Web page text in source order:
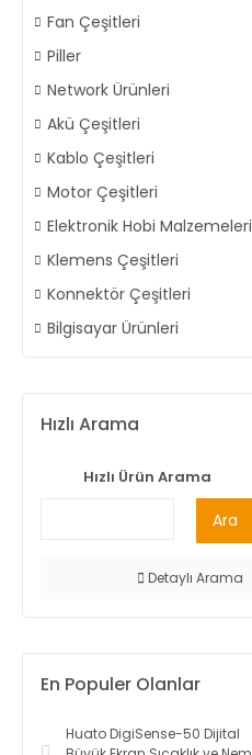
Fan Çeşitleri
Piller
Network Ürünleri
Akü Çeşitleri
Kablo Çeşitleri
Motor Çeşitleri
Elektronik Hobi Malzemeleri
Klemens Çeşitleri
Konnektör Çeşitleri
Bilgisayar Ürünleri
Hızlı Arama
Hızlı Ürün Arama
Ara
Detaylı Arama
En Populer Olanlar
Huato DigiSense-50 Dijital